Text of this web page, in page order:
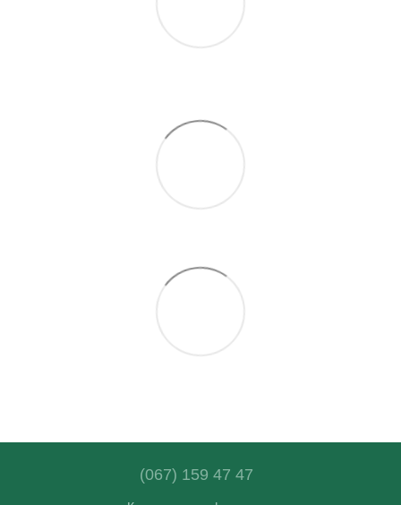
(067) 159 47 47